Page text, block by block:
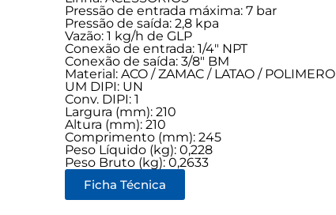
Pressão de entrada máxima: 7 bar
Pressão de saída: 2,8 kpa
Vazão: 1 kg/h de GLP
Conexão de entrada: 1/4" NPT
Conexão de saída: 3/8" BM
Material: ACO / ZAMAC / LATAO / POLIMERO
UM DIPI: UN
Conv. DIPI: 1
Largura (mm): 210
Altura (mm): 210
Comprimento (mm): 245
Peso Líquido (kg): 0,228
Peso Bruto (kg): 0,2633
Ficha Técnica